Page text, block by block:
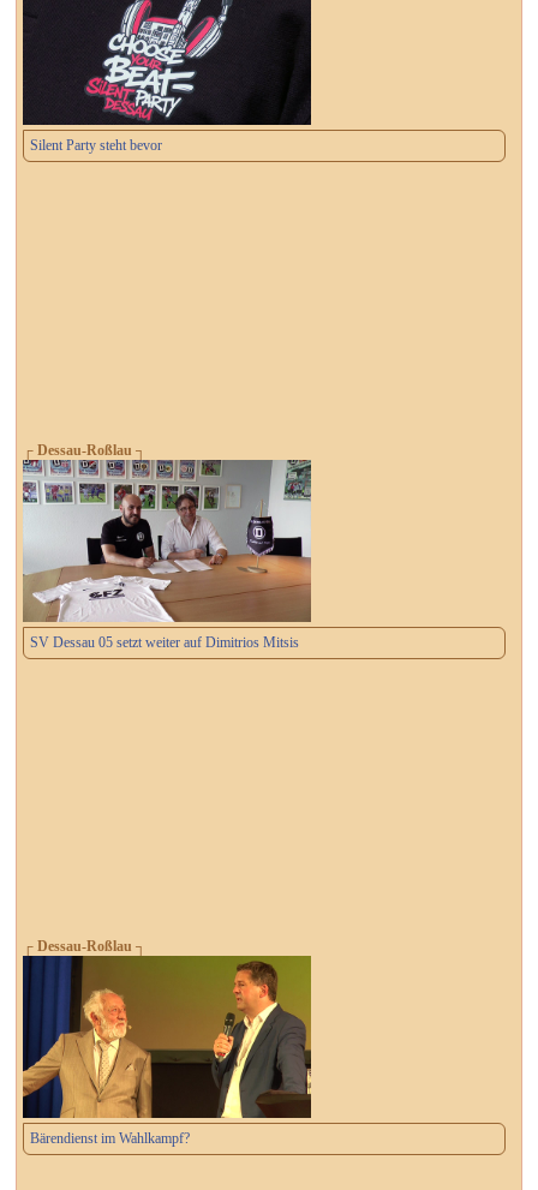
Silent Party steht bevor
┌ Dessau-Roßlau ┐
SV Dessau 05 setzt weiter auf Dimitrios Mitsis
┌ Dessau-Roßlau ┐
Bärendienst im Wahlkampf?